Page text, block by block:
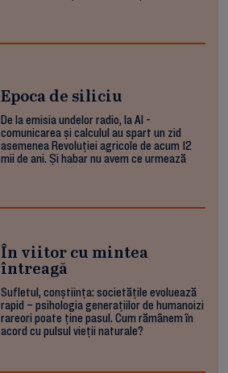
Epoca de siliciu
De la emisia undelor radio, la AI -
comunicarea și calculul au spart un zid
asemenea Revoluției agricole de acum 12
mii de ani. Și habar nu avem ce urmează
În viitor cu mintea
întreagă
Sufletul, conștiința: societățile evoluează
rapid – psihologia generațiilor de humanoizi
rareori poate ține pasul. Cum rămânem în
acord cu pulsul vieții naturale?